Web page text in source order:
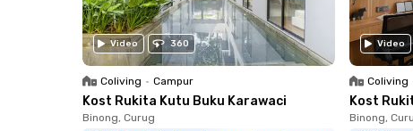
Video 360
Coliving • Campur
Kost Rukita Kutu Buku Karawaci
Binong, Curug
Video
Coliving
Kost
Binong,